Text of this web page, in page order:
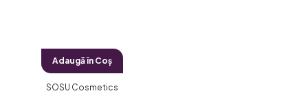
SOSU Cosmetics
Adaugă în Coş